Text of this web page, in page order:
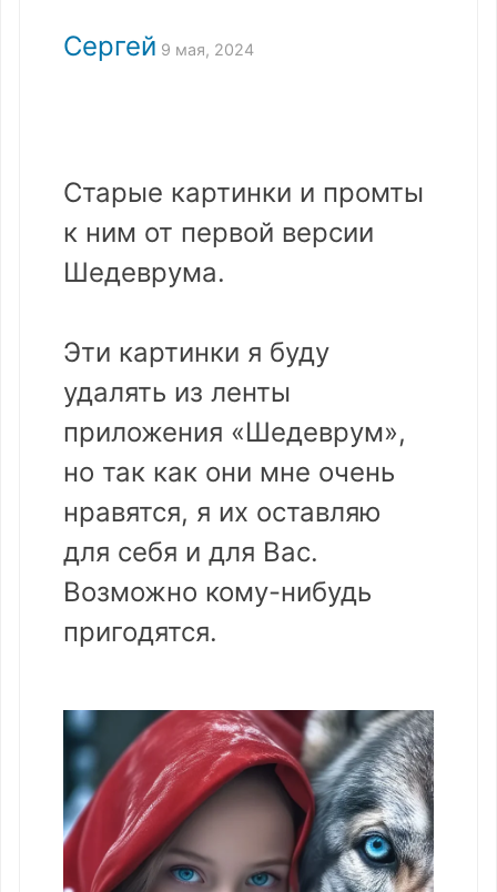
Сергей 9 мая, 2024
Старые картинки и промты
к ним от первой версии
Шедеврума.
Эти картинки я буду
удалять из ленты
приложения «Шедеврум»,
но так как они мне очень
нравятся, я их оставляю
для себя и для Вас.
Возможно кому-нибудь
пригодятся.